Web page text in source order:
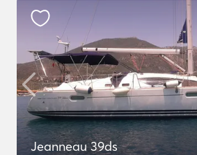
Jeanneau 39ds